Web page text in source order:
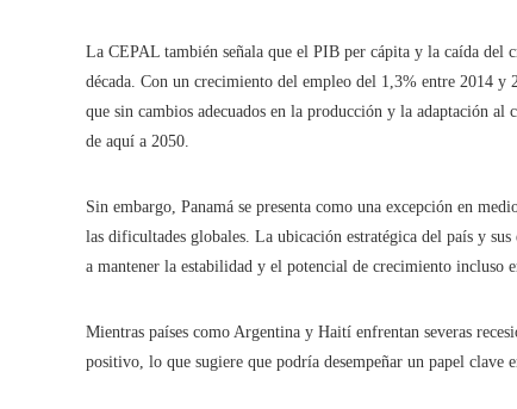
La CEPAL también señala que el PIB per cápita y la caída
década. Con un crecimiento del empleo del 1,3% entre 2014
que sin cambios adecuados en la producción y la adaptación
de aquí a 2050.
Sin embargo, Panamá se presenta como una excepción en
las dificultades globales. La ubicación estratégica del país y
a mantener la estabilidad y el potencial de crecimiento incluso
Mientras países como Argentina y Haití enfrentan severas
positivo, lo que sugiere que podría desempeñar un papel